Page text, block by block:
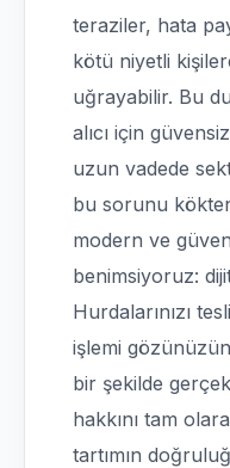
teraziler, hata
kötü niyetli
uğrayabilir. Bu
alıcı için
uzun vadede
bu sorunu
modern ve
benimsiyoruz:
Hurdalarınızı
işlemi
bir şekilde
hakkını tam
tartımın